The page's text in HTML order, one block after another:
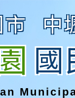
中
國